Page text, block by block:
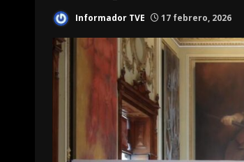
Informador TVE 17 febrero, 2026